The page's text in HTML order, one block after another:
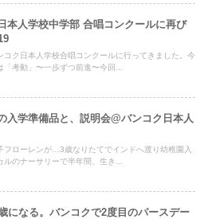
本人学校中学部 合唱コンクールに再び
コク日本人学校合唱コンクールに行ってきました。今
「考動」〜一歩ずつ前進〜今回...
入学準備品と、説明会@バンコク日本人
フローレンが…3歳なりたてでインドへ渡り幼稚園入
ルのナーサリーで半年間、生き...
になる。バンコクで2度目のパースデー